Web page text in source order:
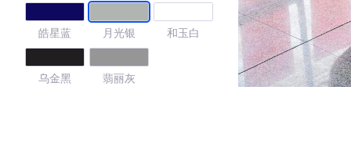
皓星蓝 月光银 和玉白
乌金黑 翡丽灰